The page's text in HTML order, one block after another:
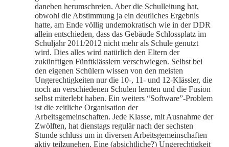
daneben herumschreien. Aber die Schulleitung hat,
obwohl die Abstimmung ja ein deutliches Ergebnis
hatte, am Ende völlig undemokratisch wie in der DDR
allein entschieden, dass das Gebäude Schlossplatz im
Schuljahr 2011/2012 nicht mehr als Schule genutzt
wird. Dies alles wird natürlich den Eltern der
zukünftigen Fünftklässlern verschwiegen. Selbst bei
den eigenen Schülern wissen von den meisten
Ungerechtigkeiten nur die 10-, 11- und 12-Klässler, die
noch an verschiedenen Schulen lernten und die Fusion
selbst miterlebt haben. Ein weiters “Software”-Problem
ist die zeitliche Organisation der
Arbeitsgemeinschaften. Jede Klasse, mit Ausnahme der
Zwölften, hat dienstags regulär nach der sechsten
Stunde schluss um in diversen Arbeitsgemeinschaften
aktiv teilzunehen. Eine (absichtliche?) Ungerechtigkeit